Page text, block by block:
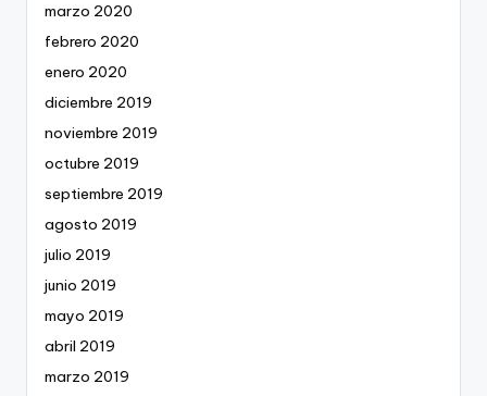
marzo 2020
febrero 2020
enero 2020
diciembre 2019
noviembre 2019
octubre 2019
septiembre 2019
agosto 2019
julio 2019
junio 2019
mayo 2019
abril 2019
marzo 2019